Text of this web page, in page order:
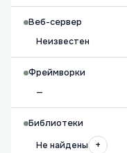
Веб-сервер
Неизвестен
Фреймворки
—
Библиотеки
Не найдены
+